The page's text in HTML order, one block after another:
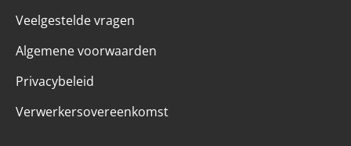
Veelgestelde vragen
Algemene voorwaarden
Privacybeleid
Verwerkersovereenkomst